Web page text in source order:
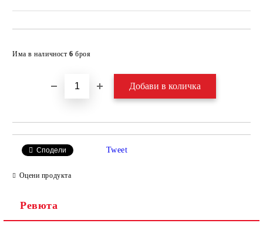
Има в наличност 6 броя
Сподели Tweet
Оцени продукта
Ревюта